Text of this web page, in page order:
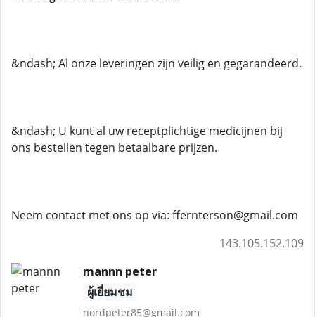
&ndash; Al onze leveringen zijn veilig en gegarandeerd.
&ndash; U kunt al uw receptplichtige medicijnen bij
ons bestellen tegen betaalbare prijzen.
Neem contact met ons op via: ffernterson@gmail.com
143.105.152.109
mannn peter
ผู้เยี่ยมชม
nordpeter85@gmail.com